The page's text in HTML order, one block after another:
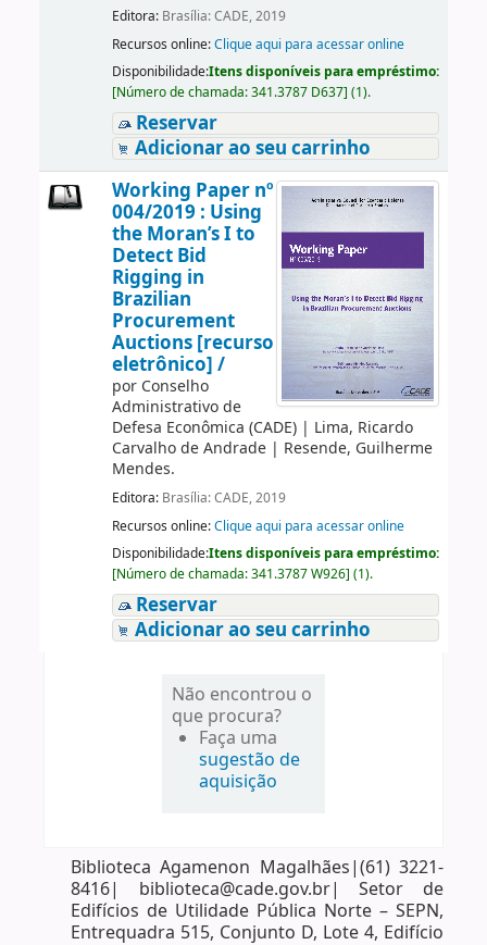
Editora: Brasília: CADE, 2019
Recursos online:Clique aqui para acessar online
Disponibilidade:Itens disponíveis para empréstimo:
[Número de chamada:341.3787 D637] (1).
Reservar
Adicionar ao seu carrinho
Working Paper nº
004/2019 : Using
the Moran’s I to
Detect Bid
Rigging in
Brazilian
Procurement
Auctions [recurso
eletrônico] /
por Conselho
Administrativo de
Defesa Econômica (CADE)| Lima, Ricardo
Carvalho de Andrade| Resende, Guilherme
Mendes.
Editora: Brasília: CADE, 2019
Recursos online:Clique aqui para acessar online
Disponibilidade:Itens disponíveis para empréstimo:
[Número de chamada:341.3787 W926] (1).
Reservar
Adicionar ao seu carrinho
Não encontrou o
que procura?
Faça uma
sugestão de
aquisição
Biblioteca Agamenon Magalhães|(61) 3221-
8416| biblioteca@cade.gov.br| Setor de
Edifícios de Utilidade Pública Norte – SEPN,
Entrequadra 515, Conjunto D, Lote 4, Edifício